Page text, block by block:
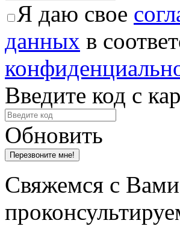
Я даю свое
данных в
Введите код с
Обновить
Свяжемся с